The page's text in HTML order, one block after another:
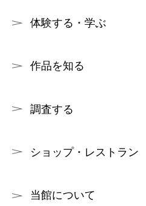
体験する・学ぶ
作品を知る
調査する
ショップ・レストラン
当館について